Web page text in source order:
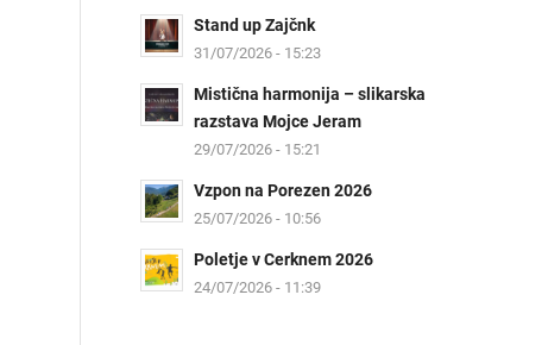
Stand up Zajčnk
31/07/2026 - 15:23
Mistična harmonija – slikarska
razstava Mojce Jeram
29/07/2026 - 15:21
Vzpon na Porezen 2026
25/07/2026 - 10:56
Poletje v Cerknem 2026
24/07/2026 - 11:39